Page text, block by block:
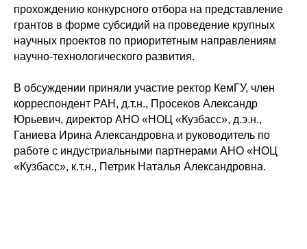
прохождению конкурсного отбора на представление
грантов в форме субсидий на проведение крупных
научных проектов по приоритетным направлениям
научно-технологического развития.
В обсуждении приняли участие ректор КемГУ, член
корреспондент РАН, д.т.н., Просеков Александр
Юрьевич, директор АНО «НОЦ «Кузбасс», д.э.н.,
Ганиева Ирина Александровна и руководитель по
работе с индустриальными партнерами АНО «НОЦ
«Кузбасс», к.т.н., Петрик Наталья Александровна.